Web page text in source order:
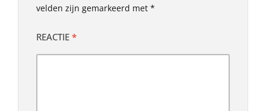
velden zijn gemarkeerd met *
REACTIE *